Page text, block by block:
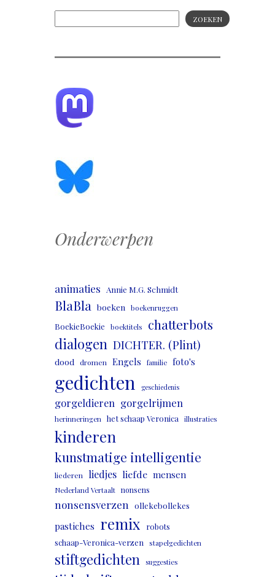
ZOEKEN
Onderwerpen
animaties Annie M.G. Schmidt
BlaBla boeken boekenruggen
BoekieBoekie boektitels chatterbots
dialogen DICHTER. (Plint)
dood dromen Engels familie foto's
gedichten geschiedenis
gorgeldieren gorgelrijmen
herinneringen het schaap Veronica illustraties
kinderen
kunstmatige intelligentie
liederen liedjes liefde mensen
Nederland Vertaalt nonsens
nonsensverzen ollekebollekes
pastiches remix
robots
schaap-Veronica-verzen stapelgedichten
stiftgedichten suggesties